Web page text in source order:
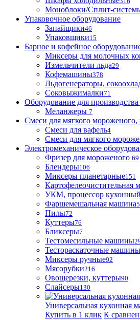
Моноблоки/Сплит-
Упаковочное оборудование
Запайщики46
Упаковщики15
Барное и кофейное
Миксеры для молочных
Измельчители льда29
Кофемашины378
Льдогенераторы,
Соковыжималки71
Оборудование для
Меланжеры 7
Смеси для мягкого мороженого,
Смеси для вафель4
Смеси для мягкого
Электромеханическое
Фризер для мороженого 69
Блендеры106
Миксеры планетарные151
Картофелеочистительная
УКМ, процессор кухонный
Фаршемешальная машина
Пилы72
Куттеры76
Бликсеры7
Тестомесильные машины
Тестораскаточные
Миксеры ручные92
Мясорубки216
Овощерезки, куттеры90
Слайсеры130
Универсальная
Купить в 1 клик К